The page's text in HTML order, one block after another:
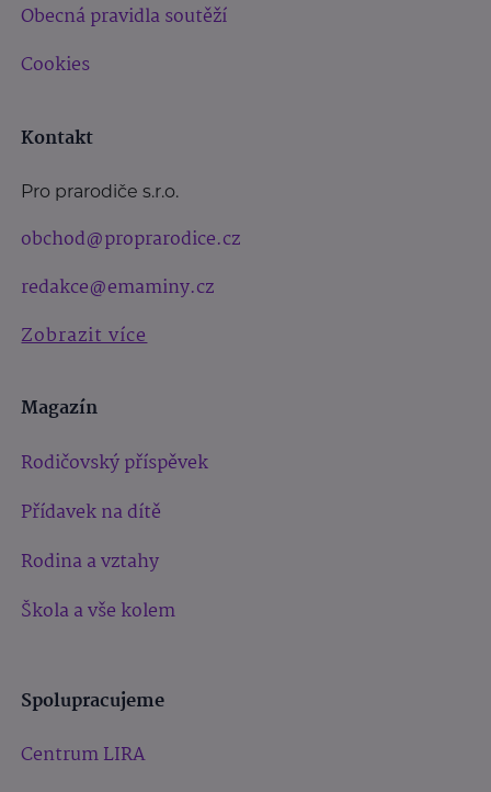
Obecná pravidla soutěží
Cookies
Kontakt
Pro prarodiče s.r.o.
obchod@proprarodice.cz
redakce@emaminy.cz
Zobrazit více
Magazín
Rodičovský příspěvek
Přídavek na dítě
Rodina a vztahy
Škola a vše kolem
Spolupracujeme
Centrum LIRA